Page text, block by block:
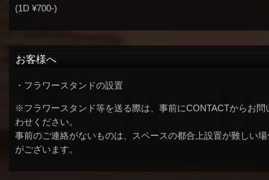
(1D ¥700-)
お客様へ
・フラワースタンドの設置
※フラワースタンド等を送る際は、事前にCONTACTからお問
わせください。
事前のご連絡がないものは、スペースの都合上設置が難しい場
がございます。